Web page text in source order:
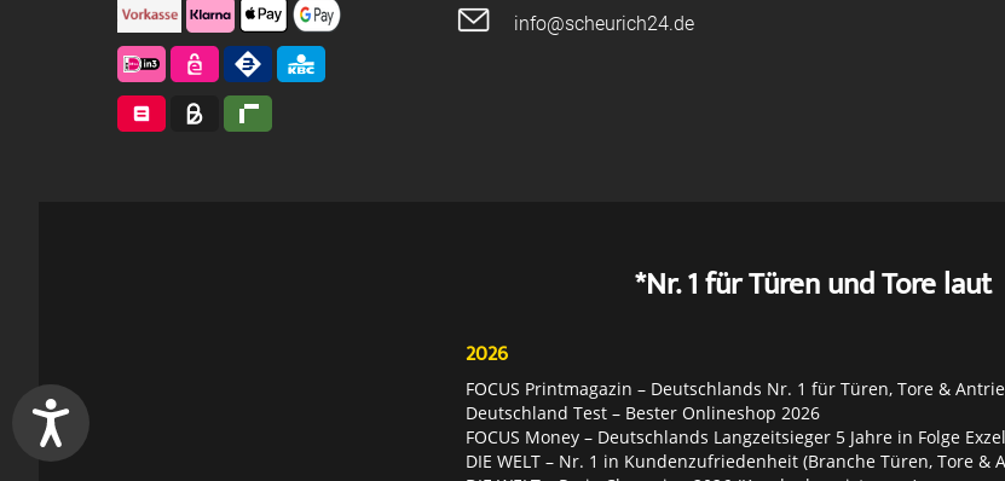
info@scheurich24.de
*Nr. 1 für Türen und Tore laut
2026
FOCUS Printmagazin – Deutschlands Nr. 1 für Türen, Tore &
Deutschland Test – Bester Onlineshop 2026
FOCUS Money – Deutschlands Langzeitsieger 5 Jahre in Folge
DIE WELT – Nr. 1 in Kundenzufriedenheit (Branche Türen, Tore &